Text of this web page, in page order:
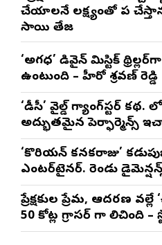
చేయాలనే లక్ష్యంతో పని
సాయి తేజ
‘అగధ’ డివైన్ మిస్టిక్
ఉంటుంది – హీరో శ్రవణ్ రెడ్డి
‘డీసీ’ వైల్డ్ గ్యాంగ్‌స్టర్
అద్భుతమైన పెర్ఫార్మెన్స్
మాథేశ్వరన్
‘కొరియన్ కనకరాజు’
ఎంటర్‌టైనర్. రెండు
నటించడం చాలా
ప్రేక్షకుల ప్రేమ, ఆదరణ
50 కోట్ల గ్రాసర్ గా నిలిచింది
సాయి రాజేష్